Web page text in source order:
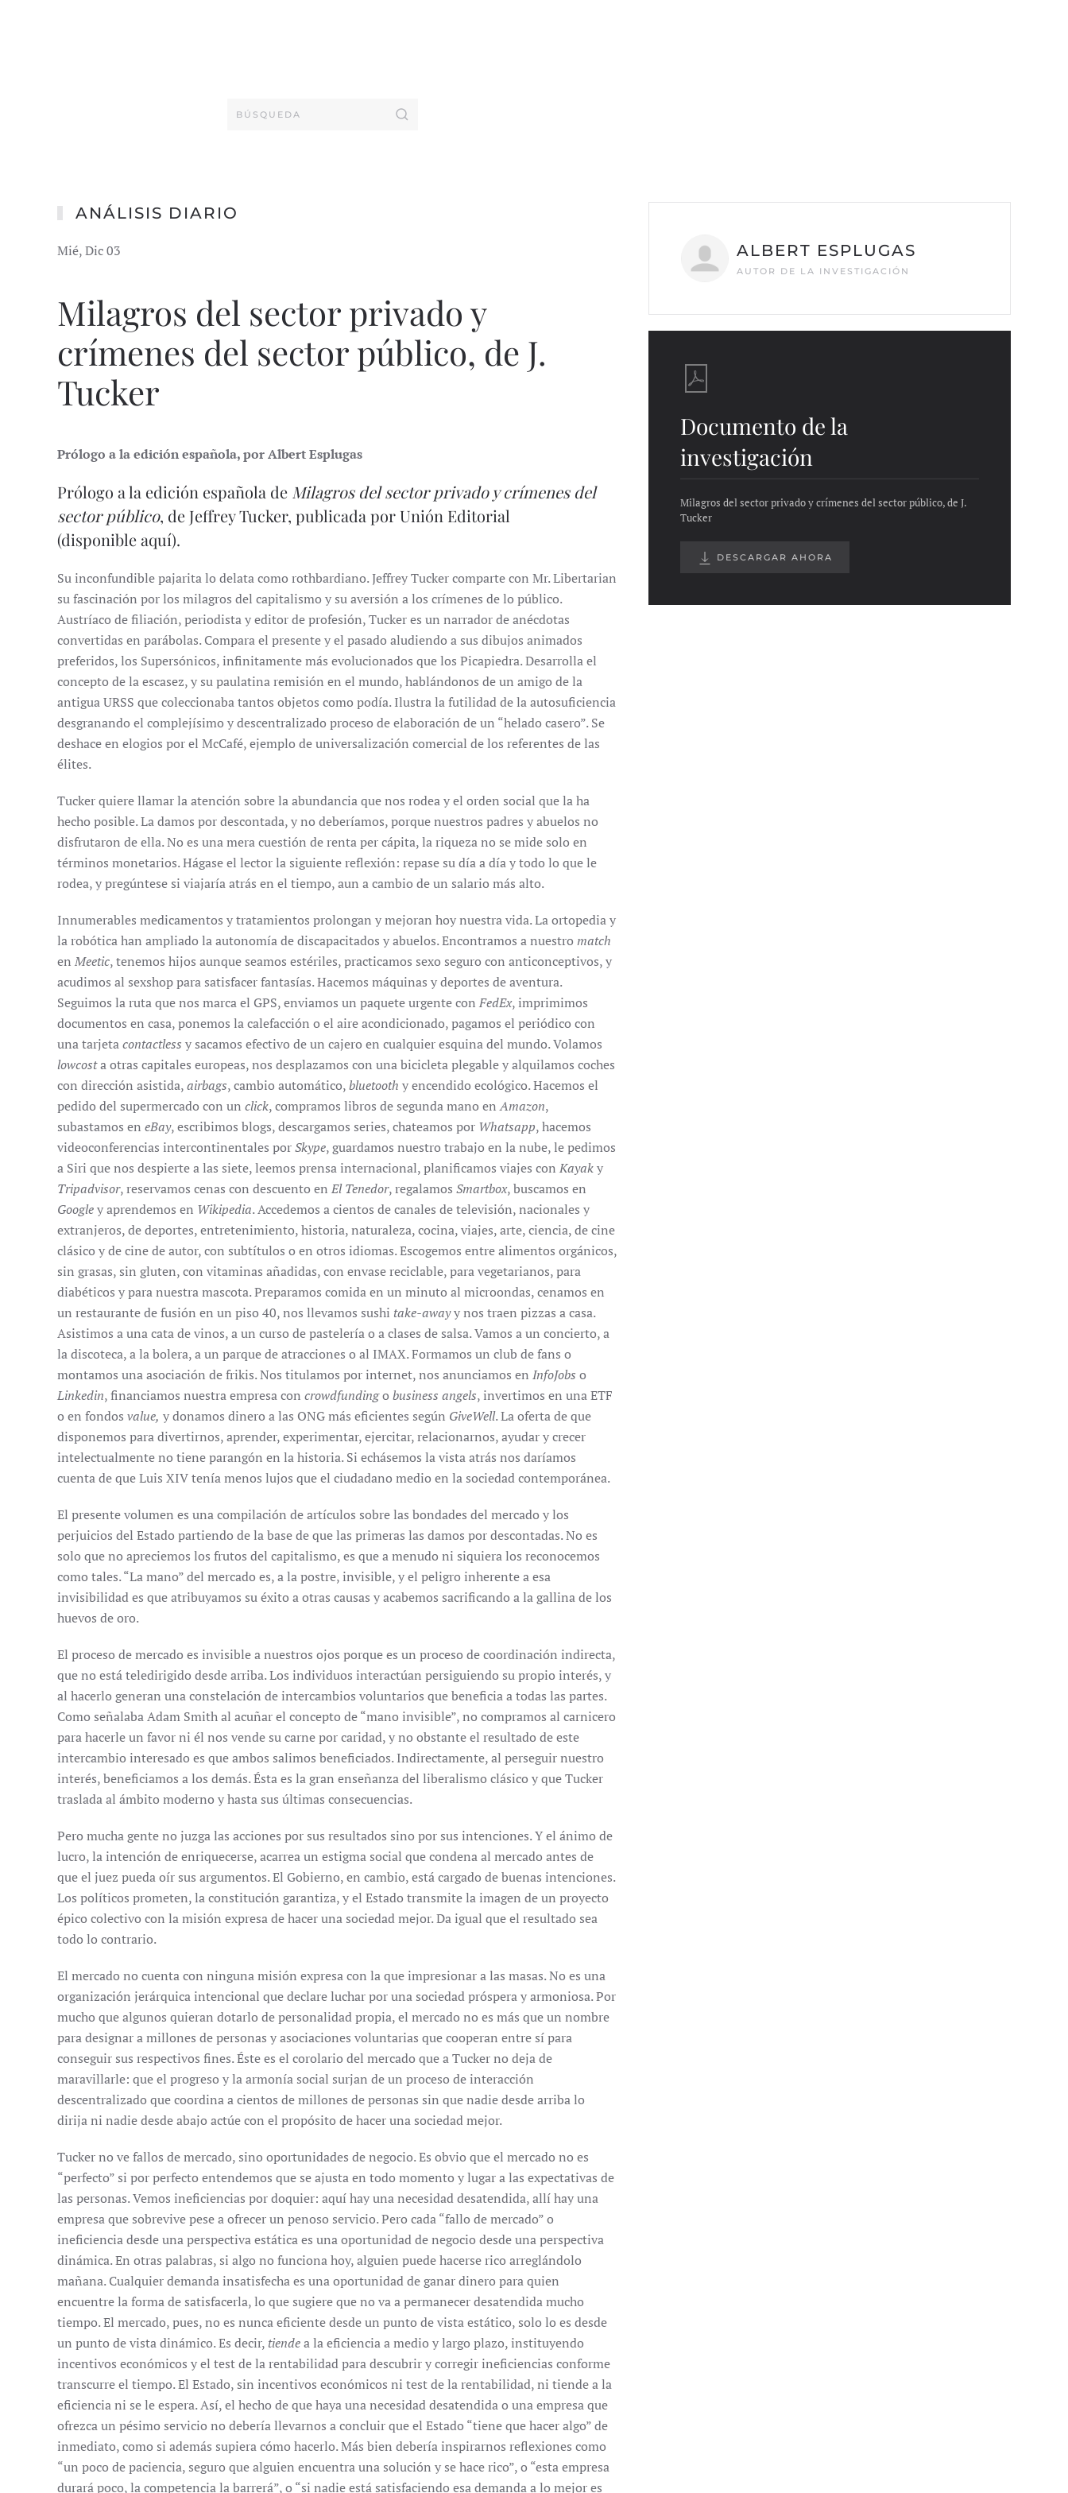
ANÁLISIS DIARIO
Mié, Dic 03
Milagros del sector privado y
crímenes del sector público, de J.
Tucker
Prólogo a la edición española, por Albert Esplugas
Prólogo a la edición española de Milagros del sector privado y crímenes del
sector público, de Jeffrey Tucker, publicada por Unión Editorial
(disponibleaquí).
Su inconfundible pajarita lo delata como rothbardiano. Jeffrey Tucker comparte con Mr. Libertarian
su fascinación por los milagros del capitalismo y su aversión a los crímenes de lo público.
Austríaco de filiación, periodista y editor de profesión, Tucker es un narrador de anécdotas
convertidas en parábolas. Compara el presente y el pasado aludiendo a sus dibujos animados
preferidos, los Supersónicos, infinitamente más evolucionados que los Picapiedra. Desarrolla el
concepto de la escasez, y su paulatina remisión en el mundo, hablándonos de un amigo de la
antigua URSS que coleccionaba tantos objetos como podía. Ilustra la futilidad de la autosuficiencia
desgranando el complejísimo y descentralizado proceso de elaboración de un “helado casero”. Se
deshace en elogios por el McCafé, ejemplo de universalización comercial de los referentes de las
élites.
Tucker quiere llamar la atención sobre la abundancia que nos rodea y el orden social que la ha
hecho posible. La damos por descontada, y no deberíamos, porque nuestros padres y abuelos no
disfrutaron de ella. No es una mera cuestión de renta per cápita, la riqueza no se mide solo en
términos monetarios. Hágase el lector la siguiente reflexión: repase su día a día y todo lo que le
rodea, y pregúntese si viajaría atrás en el tiempo, aun a cambio de un salario más alto.
Innumerables medicamentos y tratamientos prolongan y mejoran hoy nuestra vida. La ortopedia y
la robótica han ampliado la autonomía de discapacitados y abuelos. Encontramos a nuestro match
en Meetic, tenemos hijos aunque seamos estériles, practicamos sexo seguro con anticonceptivos, y
acudimos al sexshop para satisfacer fantasías. Hacemos máquinas y deportes de aventura.
Seguimos la ruta que nos marca el GPS, enviamos un paquete urgente con FedEx, imprimimos
documentos en casa, ponemos la calefacción o el aire acondicionado, pagamos el periódico con
una tarjetacontactless y sacamos efectivo de un cajero en cualquier esquina del mundo. Volamos
lowcosta otras capitales europeas, nos desplazamos con una bicicleta plegable y alquilamos coches
con dirección asistida,airbags, cambio automático,bluetooth y encendido ecológico. Hacemos el
pedido del supermercado con un click, compramos libros de segunda mano enAmazon,
subastamos en eBay, escribimos blogs, descargamos series, chateamos por Whatsapp, hacemos
videoconferencias intercontinentales porSkype, guardamos nuestro trabajo en la nube, le pedimos
a Siri que nos despierte a las siete, leemos prensa internacional, planificamos viajes con Kayaky
Tripadvisor, reservamos cenas con descuento en El Tenedor, regalamos Smartbox, buscamos en
Googley aprendemos en Wikipedia. Accedemos a cientos de canales de televisión, nacionales y
extranjeros, de deportes, entretenimiento, historia, naturaleza, cocina, viajes, arte, ciencia, de cine
clásico y de cine de autor, con subtítulos o en otros idiomas. Escogemos entre alimentos orgánicos,
sin grasas, sin gluten, con vitaminas añadidas, con envase reciclable, para vegetarianos, para
diabéticos y para nuestra mascota. Preparamos comida en un minuto al microondas, cenamos en
un restaurante de fusión en un piso 40, nos llevamos sushi take-awayy nos traen pizzas a casa.
Asistimos a una cata de vinos, a un curso de pastelería o a clases de salsa. Vamos a un concierto, a
la discoteca, a la bolera, a un parque de atracciones o al IMAX. Formamos un club de fans o
montamos una asociación de frikis. Nos titulamos por internet, nos anunciamos en InfoJobs o
Linkedin, financiamos nuestra empresa con crowdfundingo business angels, invertimos en una ETF
o en fondos value, y donamos dinero a las ONG más eficientes según GiveWell. La oferta de que
disponemos para divertirnos, aprender, experimentar, ejercitar, relacionarnos, ayudar y crecer
intelectualmente no tiene parangón en la historia. Si echásemos la vista atrás nos daríamos
cuenta de que Luis XIV tenía menos lujos que el ciudadano medio en la sociedad contemporánea.
El presente volumen es una compilación de artículos sobre las bondades del mercado y los
perjuicios del Estado partiendo de la base de que las primeras las damos por descontadas. No es
solo que no apreciemos los frutos del capitalismo, es que a menudo ni siquiera los reconocemos
como tales. “La mano” del mercado es, a la postre, invisible, y el peligro inherente a esa
invisibilidad es que atribuyamos su éxito a otras causas y acabemos sacrificando a la gallina de los
huevos de oro.
El proceso de mercado es invisible a nuestros ojos porque es un proceso de coordinación indirecta,
que no está teledirigido desde arriba. Los individuos interactúan persiguiendo su propio interés, y
al hacerlo generan una constelación de intercambios voluntarios que beneficia a todas las partes.
Como señalaba Adam Smith al acuñar el concepto de “mano invisible”, no compramos al carnicero
para hacerle un favor ni él nos vende su carne por caridad, y no obstante el resultado de este
intercambio interesado es que ambos salimos beneficiados. Indirectamente, al perseguir nuestro
interés, beneficiamos a los demás. Ésta es la gran enseñanza del liberalismo clásico y que Tucker
traslada al ámbito moderno y hasta sus últimas consecuencias.
Pero mucha gente no juzga las acciones por sus resultados sino por sus intenciones. Y el ánimo de
lucro, la intención de enriquecerse, acarrea un estigma social que condena al mercado antes de
que el juez pueda oír sus argumentos. El Gobierno, en cambio, está cargado de buenas intenciones.
Los políticos prometen, la constitución garantiza, y el Estado transmite la imagen de un proyecto
épico colectivo con la misión expresa de hacer una sociedad mejor. Da igual que el resultado sea
todo lo contrario.
El mercado no cuenta con ninguna misión expresa con la que impresionar a las masas. No es una
organización jerárquica intencional que declare luchar por una sociedad próspera y armoniosa. Por
mucho que algunos quieran dotarlo de personalidad propia, el mercado no es más que un nombre
para designar a millones de personas y asociaciones voluntarias que cooperan entre sí para
conseguir sus respectivos fines. Éste es el corolario del mercado que a Tucker no deja de
maravillarle: que el progreso y la armonía social surjan de un proceso de interacción
descentralizado que coordina a cientos de millones de personas sin que nadie desde arriba lo
dirija ni nadie desde abajo actúe con el propósito de hacer una sociedad mejor.
Tucker no ve fallos de mercado, sino oportunidades de negocio. Es obvio que el mercado no es
“perfecto” si por perfecto entendemos que se ajusta en todo momento y lugar a las expectativas de
las personas. Vemos ineficiencias por doquier: aquí hay una necesidad desatendida, allí hay una
empresa que sobrevive pese a ofrecer un penoso servicio. Pero cada “fallo de mercado” o
ineficiencia desde una perspectiva estática es una oportunidad de negocio desde una perspectiva
dinámica. En otras palabras, si algo no funciona hoy, alguien puede hacerse rico arreglándolo
mañana. Cualquier demanda insatisfecha es una oportunidad de ganar dinero para quien
encuentre la forma de satisfacerla, lo que sugiere que no va a permanecer desatendida mucho
tiempo. El mercado, pues, no es nunca eficiente desde un punto de vista estático, solo lo es desde
un punto de vista dinámico. Es decir, tiendea la eficiencia a medio y largo plazo, instituyendo
incentivos económicos y el test de la rentabilidad para descubrir y corregir ineficiencias conforme
transcurre el tiempo. El Estado, sin incentivos económicos ni test de la rentabilidad, ni tiende a la
eficiencia ni se le espera. Así, el hecho de que haya una necesidad desatendida o una empresa que
ofrezca un pésimo servicio no debería llevarnos a concluir que el Estado “tiene que hacer algo” de
inmediato, como si además supiera cómo hacerlo. Más bien debería inspirarnos reflexiones como
“un poco de paciencia, seguro que alguien encuentra una solución y se hace rico”, o “esta empresa
durará poco, la competencia la barrerá”, o “si nadie está satisfaciendo esa demanda a lo mejor es
ALBERT ESPLUGAS
AUTOR DE LA INVESTIGACIÓN
Documento de la
investigación
Milagros del sector privado y crímenes del sector público, de J.
Tucker
DESCARGAR AHORA